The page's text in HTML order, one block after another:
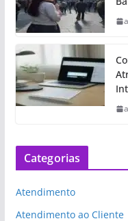
Categorias
Atendimento
Atendimento ao Cliente